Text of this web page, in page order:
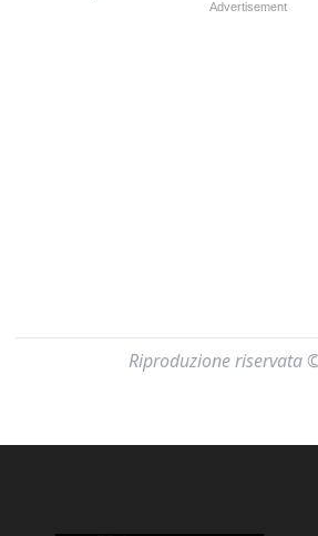
Riproduzione riservata